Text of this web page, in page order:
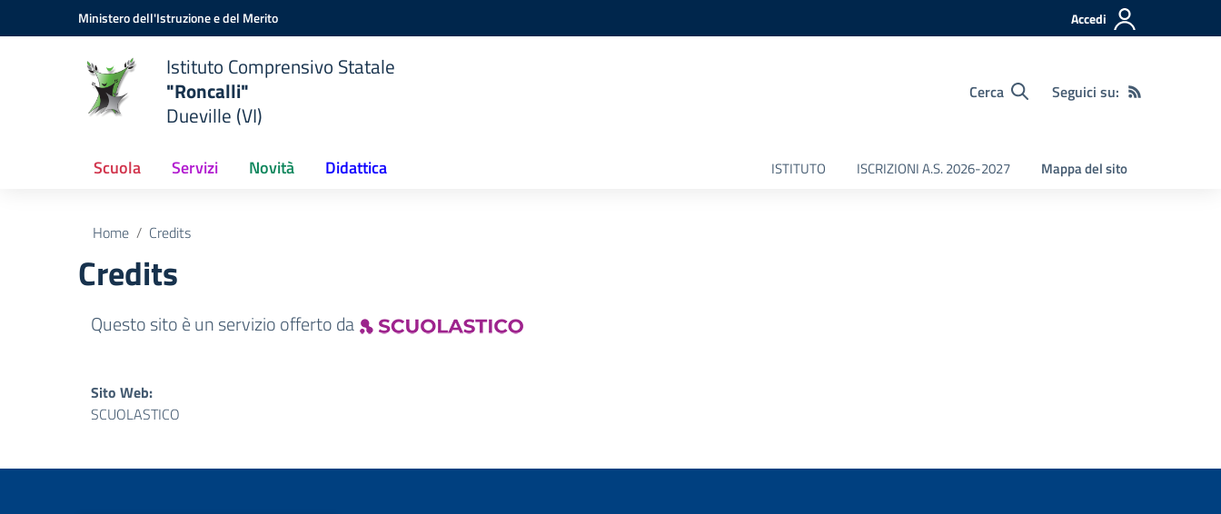
Vai ai contenuti
Vai al menu di navigazioneMinistero dell'Istruzione e del Merito Accedi
Istituto Comprensivo Statale
"Roncalli"
Dueville (VI)
Cerca Seguici su:
Scuola Servizi Novità Didattica ISTITUTO ISCRIZIONI A.S. 2026-2027 Mappa del sito
Home Credits
Credits
Questo sito è un servizio offerto da
Sito Web:
SCUOLASTICO